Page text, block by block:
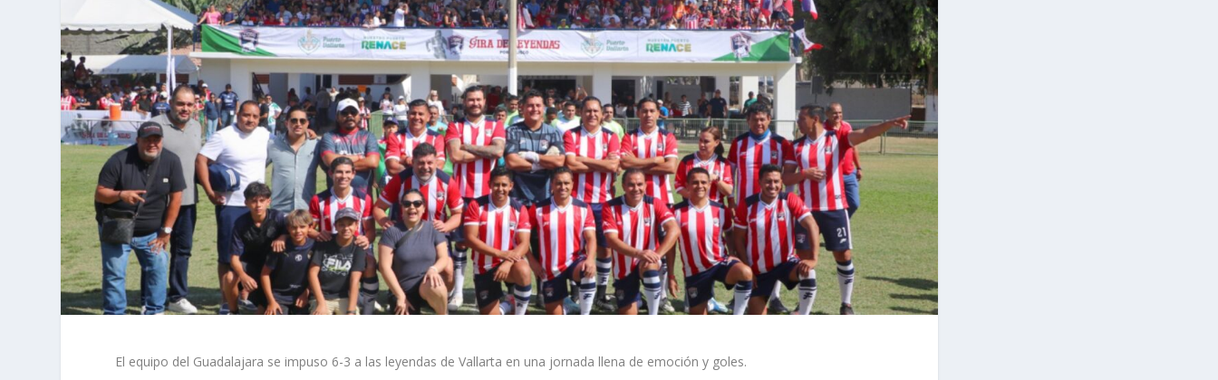
El equipo del Guadalajara se impuso 6-3 a las leyendas de Vallarta en una jornada llena de emoción y goles.